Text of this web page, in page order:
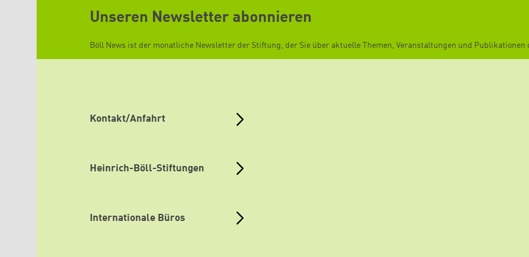
Unseren Newsletter abonnieren
Böll News ist der monatliche Newsletter der Stiftung, der Sie über aktuelle Themen, Veranstaltungen und
Kontakt/Anfahrt
Heinrich-Böll-Stiftungen
Internationale Büros